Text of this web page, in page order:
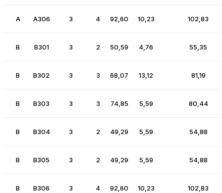
A A306 3 4 92,60 10,23 102,83
B B301 3 2 50,59 4,76 55,35
B B302 3 3 68,07 13,12 81,19
B B303 3 3 74,85 5,59 80,44
B B304 3 2 49,29 5,59 54,88
B B305 3 2 49,29 5,59 54,88
B B306 3 4 92,60 10,23 102,83